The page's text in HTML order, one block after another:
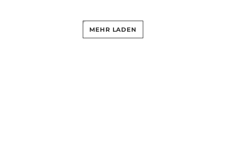
MEHR LADEN